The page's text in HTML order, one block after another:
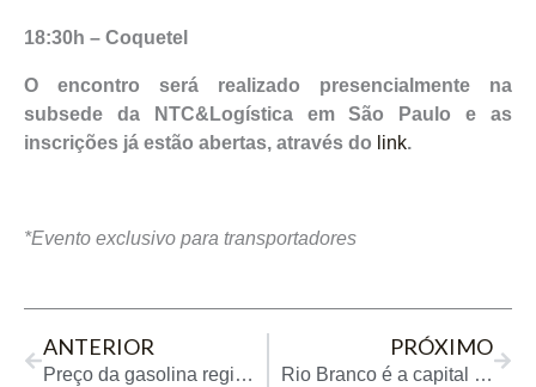
18:30h – Coquetel
O encontro será realizado presencialmente na
subsede da NTC&Logística em São Paulo e as
inscrições já estão abertas, através do link.
*Evento exclusivo para transportadores
ANTERIOR
Preço da gasolina registra alta (0,26%) na segunda semana de fevereiro, com média nacional de R$ 5,954 por litro
PRÓXIMO
Rio Branco é a capital com o diesel comum mais caro no Brasil